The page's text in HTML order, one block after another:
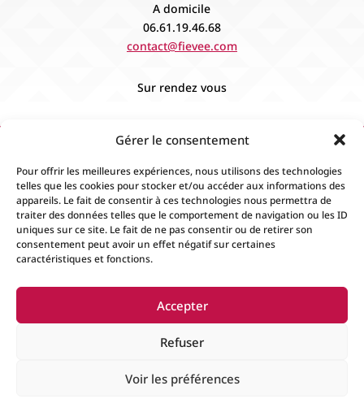
Gérer le consentement
Pour offrir les meilleures expériences, nous utilisons des technologies
telles que les cookies pour stocker et/ou accéder aux informations des
appareils. Le fait de consentir à ces technologies nous permettra de
traiter des données telles que le comportement de navigation ou les ID
uniques sur ce site. Le fait de ne pas consentir ou de retirer son
consentement peut avoir un effet négatif sur certaines
caractéristiques et fonctions.
Accepter
Refuser
Voir les préférences
A domicile
06.61.19.46.68
contact@fievee.com
Sur rendez vous
Accueil Contact Boutique
Événements
Mentions Légales
Conditions générales de
ventes